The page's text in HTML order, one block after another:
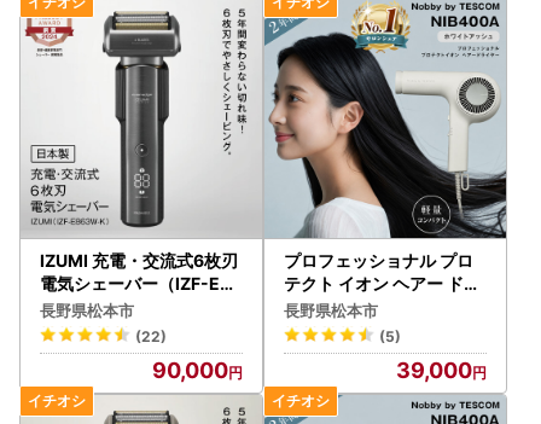
IZUMI 充電・交流式6枚刃
電気シェーバー（IZF-E86
3W-K）
長野県松本市
(22)
90,000
プロフェッショナル プロ
テクト イオン ヘアー ドラ
イヤー ホワイトアッシュ
（NIB400A-W）
長野県松本市
(5)
39,000